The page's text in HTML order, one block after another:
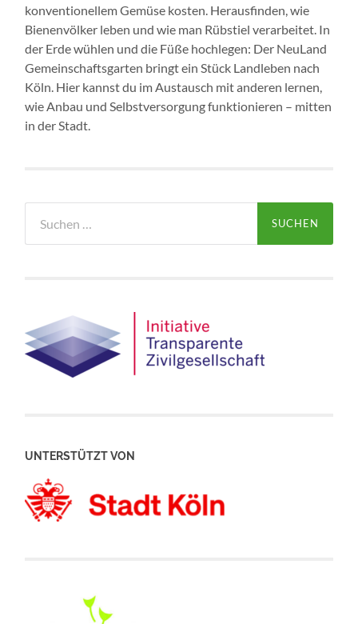
konventionellem Gemüse kosten. Herausfinden, wie
Bienenvölker leben und wie man Rübstiel verarbeitet. In
der Erde wühlen und die Füße hochlegen: Der NeuLand
Gemeinschaftsgarten bringt ein Stück Landleben nach
Köln. Hier kannst du im Austausch mit anderen lernen,
wie Anbau und Selbstversorgung funktionieren – mitten
in der Stadt.
nach:
UNTERSTÜTZT VON